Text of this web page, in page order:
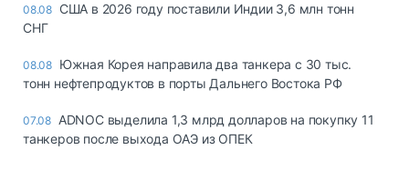
08.08 США в 2026 году поставили Индии 3,6 млн тонн
СНГ
08.08 Южная Корея направила два танкера с 30 тыс.
тонн нефтепродуктов в порты Дальнего Востока РФ
07.08 ADNOC выделила 1,3 млрд долларов на покупку 11
танкеров после выхода ОАЭ из ОПЕК